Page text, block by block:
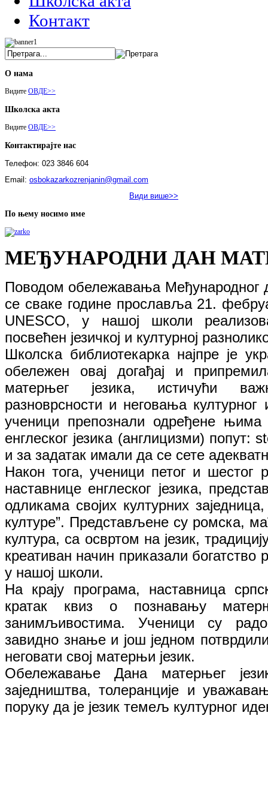
Контакт
О нама
Видите ОВДЕ>>
Школска акта
Видите ОВДЕ>>
Контактирајте нас
Телефон: 023 3846 604
Email: osbokazarkozrenjanin@gmail.com
Види више>>
По њему носимо име
МЕЂУНАРОДНИ ДАН
Поводом обележавања Међународног
се сваке године прославља 21.
UNESCO, у нашој школи
посвећен језичкој и културној
Школска библиотекарка најпре је
обележен овај догађај и
матерњег језика, истичући
разноврсности и неговања културног
ученици препознали одређене
енглеског језика (англицизми) попут:
и за задатак имали да се сете
Након тога, ученици петог и шестог
наставнице енглеског језика,
одликама својих културних
културе”. Представљене су ромска,
култура, са освртом на језик,
креативан начин приказали богатство
у нашој школи.
На крају програма, наставница
кратак квиз о познавању
занимљивостима. Ученици су
завидно знање и још једном
неговати свој матерњи језик.
Обележавање Дана матерњег
заједништва, толеранције и
поруку да је језик темељ културног